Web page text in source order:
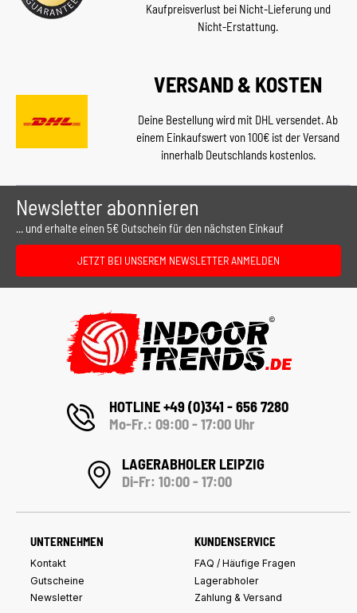
Kaufpreisverlust bei Nicht-Lieferung und
Nicht-Erstattung.
VERSAND & KOSTEN
Deine Bestellung wird mit DHL versendet. Ab
einem Einkaufswert von 100€ ist der Versand
innerhalb Deutschlands kostenlos.
Newsletter abonnieren
... und erhalte einen 5€ Gutschein für den nächsten Einkauf
JETZT BEI UNSEREM NEWSLETTER ANMELDEN
HOTLINE +49 (0)341 - 656 7280
Mo-Fr.: 09:00 - 17:00 Uhr
LAGERABHOLER LEIPZIG
Di-Fr: 10:00 - 17:00
UNTERNEHMEN
Kontakt
Gutscheine
Newsletter
KUNDENSERVICE
FAQ / Häufige Fragen
Lagerabholer
Zahlung & Versand